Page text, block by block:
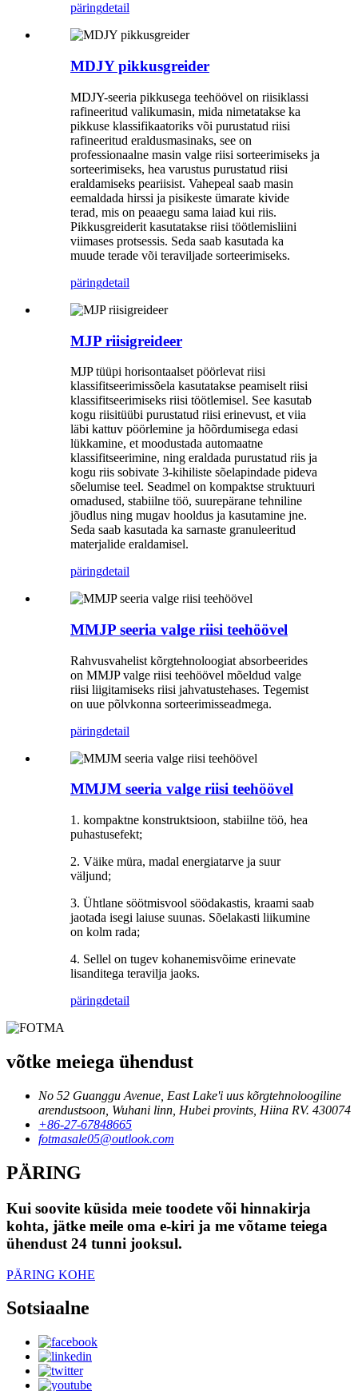
päringdetail
MDJY pikkusgreider
MDJY-seeria pikkusega teehöövel on riisiklassi
rafineeritud valikumasin, mida nimetatakse ka
pikkuse klassifikaatoriks või purustatud riisi
rafineeritud eraldusmasinaks, see on
professionaalne masin valge riisi sorteerimiseks ja
sorteerimiseks, hea varustus purustatud riisi
eraldamiseks peariisist. Vahepeal saab masin
eemaldada hirssi ja pisikeste ümarate kivide
terad, mis on peaaegu sama laiad kui riis.
Pikkusgreiderit kasutatakse riisi töötlemisliini
viimases protsessis. Seda saab kasutada ka
muude terade või teraviljade sorteerimiseks.
päringdetail
MJP riisigreideer
MJP tüüpi horisontaalset pöörlevat riisi
klassifitseerimissõela kasutatakse peamiselt riisi
klassifitseerimiseks riisi töötlemisel. See kasutab
kogu riisitüübi purustatud riisi erinevust, et viia
läbi kattuv pöörlemine ja hõõrdumisega edasi
lükkamine, et moodustada automaatne
klassifitseerimine, ning eraldada purustatud riis ja
kogu riis sobivate 3-kihiliste sõelapindade pideva
sõelumise teel. Seadmel on kompaktse struktuuri
omadused, stabiilne töö, suurepärane tehniline
jõudlus ning mugav hooldus ja kasutamine jne.
Seda saab kasutada ka sarnaste granuleeritud
materjalide eraldamisel.
päringdetail
MMJP seeria valge riisi teehöövel
Rahvusvahelist kõrgtehnoloogiat absorbeerides
on MMJP valge riisi teehöövel mõeldud valge
riisi liigitamiseks riisi jahvatustehases. Tegemist
on uue põlvkonna sorteerimisseadmega.
päringdetail
MMJM seeria valge riisi teehöövel
1. kompaktne konstruktsioon, stabiilne töö, hea
puhastusefekt;
2. Väike müra, madal energiatarve ja suur
väljund;
3. Ühtlane söötmisvool söödakastis, kraami saab
jaotada isegi laiuse suunas. Sõelakasti liikumine
on kolm rada;
4. Sellel on tugev kohanemisvõime erinevate
lisanditega teravilja jaoks.
päringdetail
võtke meiega ühendust
No 52 Guanggu Avenue, East Lake'i uus kõrgtehnoloogiline
arendustsoon, Wuhani linn, Hubei provints, Hiina RV. 430074
+86-27-67848665
fotmasale05@outlook.com
PÄRING
Kui soovite küsida meie toodete või hinnakirja
kohta, jätke meile oma e-kiri ja me võtame teiega
ühendust 24 tunni jooksul.
PÄRING KOHE
Sotsiaalne